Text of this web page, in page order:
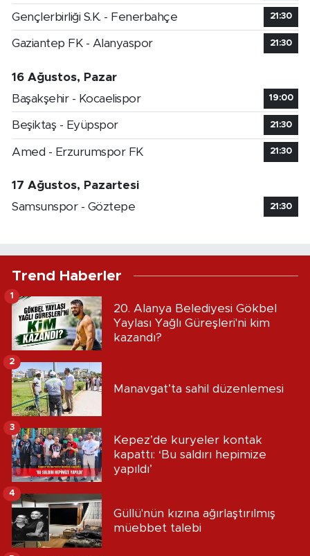
Gençlerbirliği S.K. - Fenerbahçe 21:30
Gaziantep FK - Alanyaspor 21:30
16 Ağustos, Pazar
Başakşehir - Kocaelispor
19:00
Beşiktaş - Eyüpspor 21:30
Amed - Erzurumspor FK 21:30
17 Ağustos, Pazartesi
Samsunspor - Göztepe
21:30
Trend Haberler
20. Alanya Belediyesi Gökbel
Yaylası Yağlı Güreşleri'ni kim
kazandı?
1
Manavgat’ta sahil düzenlemesi
2
Kepez’de kuryeler kontak
kapattı: ‘Bu saldırı hepimize
yapıldı’
3
Güllü'nün kızına ağırlaştırılmış
müebbet talebi
4